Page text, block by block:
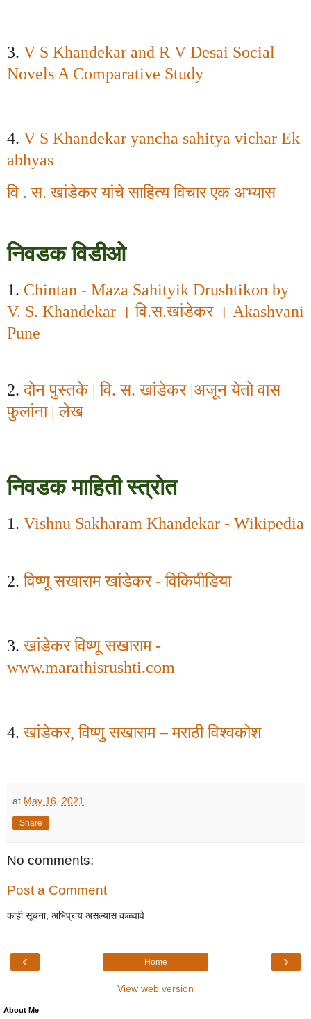
3. V S Khandekar and R V Desai Social
Novels A Comparative Study
4. V S Khandekar yancha sahitya vichar Ek
abhyas
वि . स. खांडेकर यांचे साहित्य विचार एक अभ्यास
निवडक विडीओ
1. Chintan - Maza Sahityik Drushtikon by
V. S. Khandekar । वि.स.खांडेकर । Akashvani
Pune
2.दोन पुस्तके |वि. स. खांडेकर अजून येतो वास
फुलांना | लेख
निवडक माहिती स्त्रोत
1. Vishnu Sakharam Khandekar - Wikipedia
2.विष्णू सखाराम खांडेकर - विकिपीडिया
3.खांडेकर विष्णू सखाराम -
www.marathisrushti.com
4.खांडेकर,विष्णु सखाराम – मराठी विश्वकोश
at May 16, 2021
Share
No comments:
Post a Comment
काही सूचना, अभिप्राय असल्यास कळवावे
‹ ›
Home
View web version
About Me